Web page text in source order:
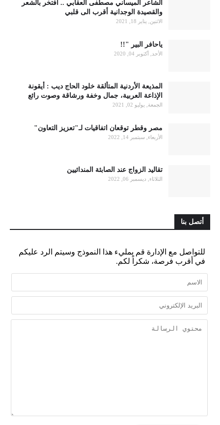
الشاعر الميساني مصطفى العقابي .. أفتخر بالشعر
والقصيدة الوجدانية أقرب الى قلبي
الاثنين, يناير 18, 2021
ياحافر البير "!!
الأحد, أكتوبر 04, 2020
المذيعة الأردنية المتألقة خلود الحاج ديب : أيقونة
الإذاعة العربية، جمال وخفة ورشاقة وصوت رائع
الجمعة, يوليو 02, 2021
مصر وقطر توقعان اتفاقيات لـ"تعزيز التعاون"
الأربعاء, سبتمبر 14, 2022
تقاليد الزواج عند الصابئة المندائيين
الثلاثاء, ديسمبر 06, 2022
أتصل بنا
للتواصل مع الإدارة قم بمليء هذا النموذج وسيتم الرد عليكم
في أقرب فرصة، شكراً لكم.